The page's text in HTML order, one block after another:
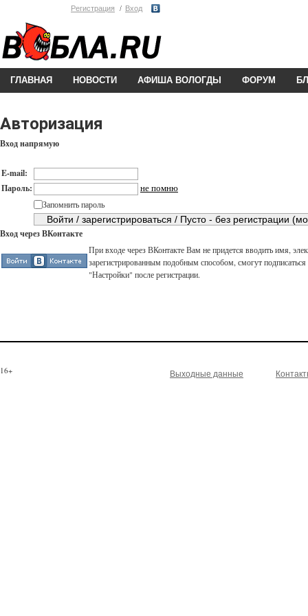
Регистрация Вход
ГЛАВНАЯ НОВОСТИ АФИША ВОЛОГДЫ ФОРУМ
Авторизация
Вход напрямую
E-mail:
Пароль:
не помню
Запомнить пароль
Вход через ВКонтакте
При входе через ВКонтакте Вам не придется вводить имя,
зарегистрированным подобным способом, смогут
"Настройки" после регистрации.
16+ Выходные данные